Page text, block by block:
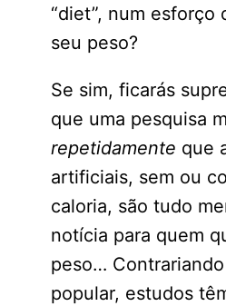
“diet”, num esforço
seu peso?
Se sim, ficarás
que uma pesquisa
repetidamente que
artificiais, sem ou
caloria, são tudo
notícia para quem
peso…
popular, estudos